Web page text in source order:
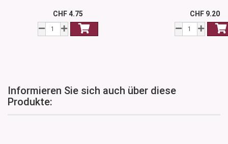
CHF 4.75 CHF 9.20
Informieren Sie sich auch über diese
Produkte: